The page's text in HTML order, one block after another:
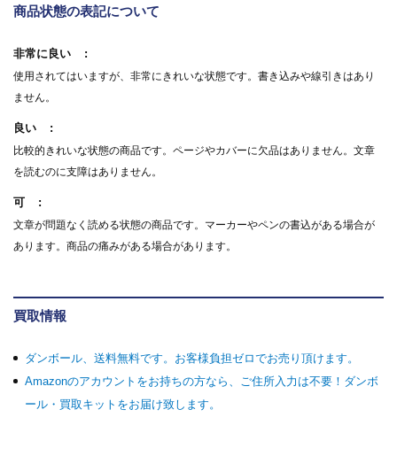
商品状態の表記について
非常に良い
使用されてはいますが、非常にきれいな状態です。書き込みや線引きはあり
ません。
良い
比較的きれいな状態の商品です。ページやカバーに欠品はありません。文章
を読むのに支障はありません。
可
文章が問題なく読める状態の商品です。マーカーやペンの書込がある場合が
あります。商品の痛みがある場合があります。
買取情報
ダンボール、送料無料です。お客様負担ゼロでお売り頂けます。
Amazonのアカウントをお持ちの方なら、ご住所入力は不要！ダンボ
ール・買取キットをお届け致します。